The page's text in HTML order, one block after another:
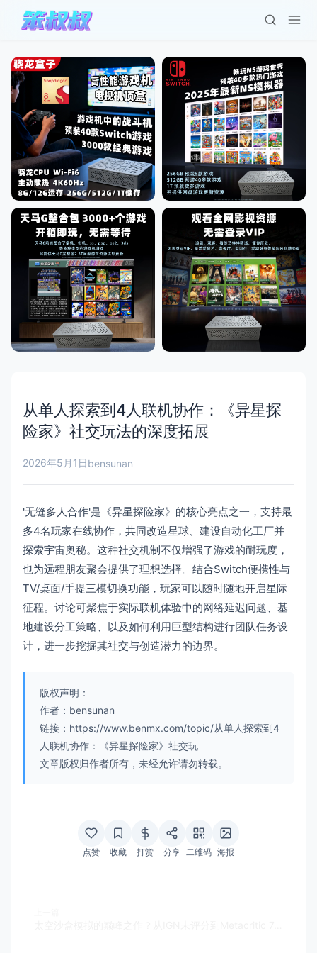
从单人探索到4人联机协作：《异星探
险家》社交玩法的深度拓展
2026年5月1日bensunan
'无缝多人合作'是《异星探险家》的核心亮点之一，支持最
多4名玩家在线协作，共同改造星球、建设自动化工厂并
探索宇宙奥秘。这种社交机制不仅增强了游戏的耐玩度，
也为远程朋友聚会提供了理想选择。结合Switch便携性与
TV/桌面/手提三模切换功能，玩家可以随时随地开启星际
征程。讨论可聚焦于实际联机体验中的网络延迟问题、基
地建设分工策略、以及如何利用巨型结构进行团队任务设
计，进一步挖掘其社交与创造潜力的边界。
版权声明：
作者：bensunan
链接：https://www.benmx.com/topic/从单人探索到4
人联机协作：《异星探险家》社交玩
文章版权归作者所有，未经允许请勿转载。
点赞 收藏 打赏 分享 二维码 海报